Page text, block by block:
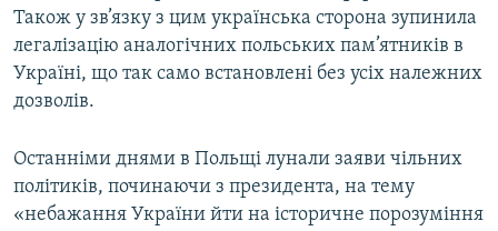
Також у зв’язку з цим українська сторона зупинила
легалізацію аналогічних польських пам’ятників в
Україні, що так само встановлені без усіх належних
дозволів.
Останніми днями в Польщі лунали заяви чільних
політиків, починаючи з президента, на тему
«небажання України йти на історичне порозуміння